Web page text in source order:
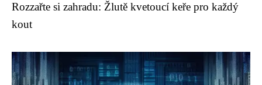
Rozzařte si zahradu: Žlutě kvetoucí keře pro každý
kout